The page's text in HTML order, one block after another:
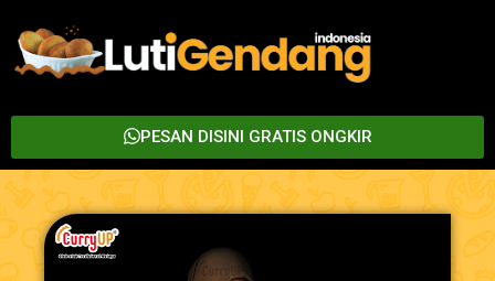
PESAN DISINI GRATIS ONGKIR